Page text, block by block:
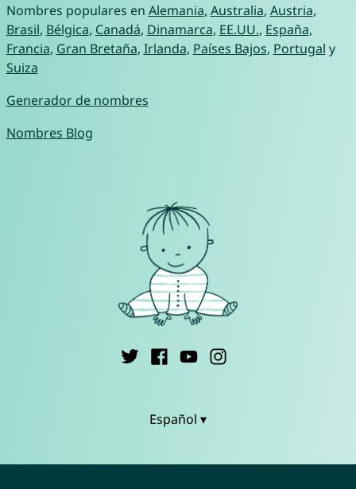
Nombres populares en Alemania, Australia, Austria,
Brasil, Bélgica, Canadá, Dinamarca, EE.UU., España,
Francia, Gran Bretaña, Irlanda, Países Bajos, Portugal y
Suiza
Generador de nombres
Nombres Blog
Español ▾